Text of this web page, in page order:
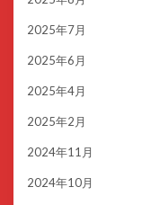
2025年7月
2025年6月
2025年4月
2025年2月
2024年11月
2024年10月